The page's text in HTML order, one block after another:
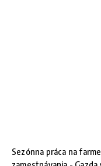
Sezónna práca na